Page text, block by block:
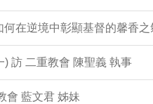
在逆境中彰顯基督的馨香之
訪 二重教會 陳聖義 執事
會 藍文君 姊妹